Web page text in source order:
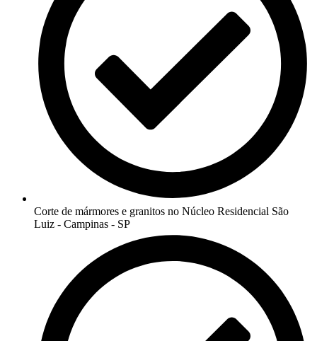
Corte de mármores e granitos no Núcleo Residencial São
Luiz - Campinas - SP